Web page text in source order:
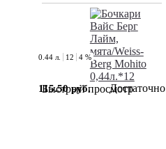
Быстрый просмотр
0.44 л. 12 4 %
115.50 руб. Достаточно